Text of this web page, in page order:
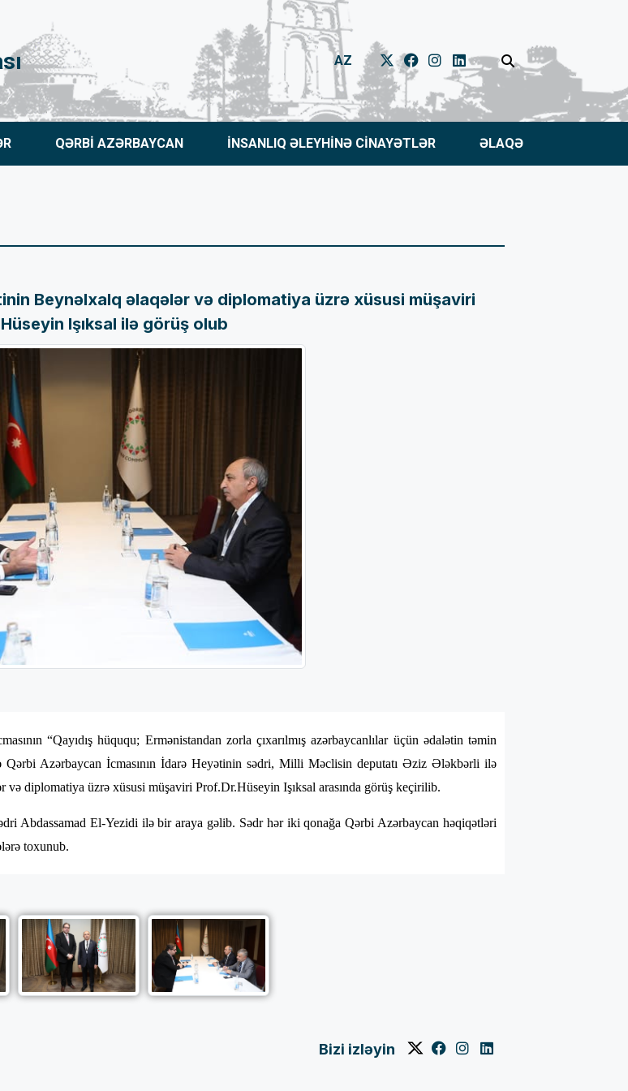
AZ
QƏRBİ AZƏRBAYCAN İNSANLIQ ƏLEYHİNƏ CİNAYƏTLƏR ƏLAQƏ
Beynəlxalq əlaqələr və diplomatiya üzrə xüsusi müşaviri
Işıksal ilə görüş olub
“Qayıdış hüququ; Ermənistandan zorla çıxarılmış azərbaycanlılar üçün ədalətin təmin
Qərbi Azərbaycan İcmasının İdarə Heyətinin sədri, Milli Məclisin deputatı Əziz Ələkbərli ilə
diplomatiya üzrə xüsusi müşaviri Prof.Dr.Hüseyin Işıksal arasında görüş keçirilib.
Abdassamad El-Yezidi ilə bir araya gəlib. Sədr hər iki qonağa Qərbi Azərbaycan həqiqətləri
toxunub.
Bizi izləyin